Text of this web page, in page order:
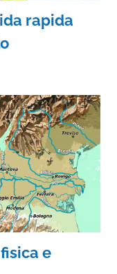
rapida
e